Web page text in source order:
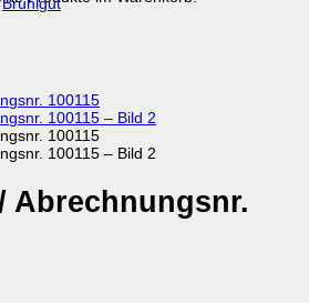
Brühlgut
Abrechnungsnr.